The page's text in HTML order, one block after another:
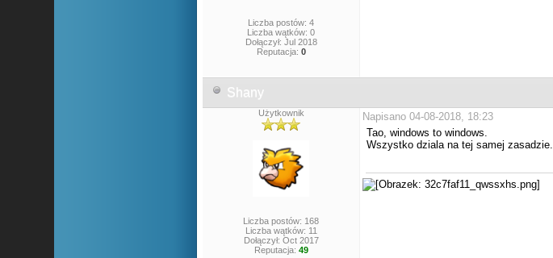
Liczba postów: 4
Liczba wątków: 0
Dołączył: Jul 2018
Reputacja: 0
Shany
Użytkownik
Liczba postów: 168
Liczba wątków: 11
Dołączył: Oct 2017
Reputacja: 49
Napisano 04-08-2018, 18:23
Tao, windows to windows.
Wszystko dziala na tej samej zasadzie.